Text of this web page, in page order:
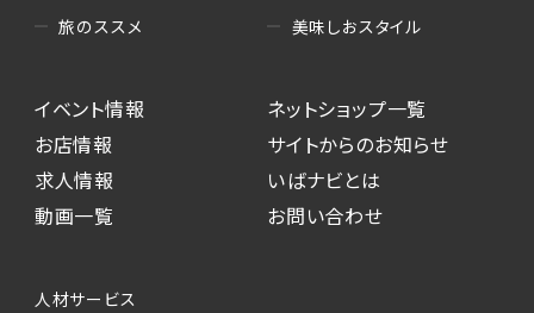
旅のススメ
美味しおスタイル
イベント情報
お店情報
求人情報
動画一覧
ネットショップ一覧
サイトからのお知らせ
いばナビとは
お問い合わせ
人材サービス